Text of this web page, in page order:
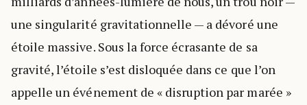
une singularité gravitationnelle — a dévoré une
étoile massive. Sous la force écrasante de sa
gravité, l’étoile s’est disloquée dans ce que l’on
appelle un événement de « disruption par marée »